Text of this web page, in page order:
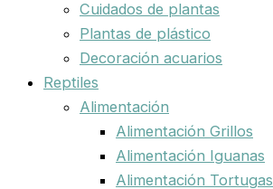
Cuidados de plantas
Plantas de plástico
Decoración acuarios
Reptiles
Alimentación
Alimentación Grillos
Alimentación Iguanas
Alimentación Tortugas